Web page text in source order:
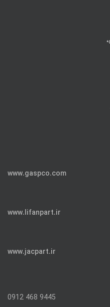
www.gaspco.com
www.lifanpart.ir
www.jacpart.ir
9445 468 0912